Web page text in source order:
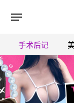
ESC 버튼
手术后记